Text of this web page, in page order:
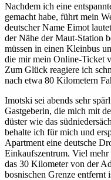
Nachdem ich eine
gemacht habe, führt mein
deutscher Name Eimot
der Nähe der Maut-Station
müssen in einen Kleinbus
die mir mein Online-Ticket
Zum Glück reagiere ich
nach etwa 80 Kilometern
Imotski sei abends sehr
Gastgeberin, die mich mit
düster wie das
behalte ich für mich und
Apartment eine deutsche
Einkaufszentrum. Viel
das 30 Kilometer von der
bosnischen Grenze entfernt